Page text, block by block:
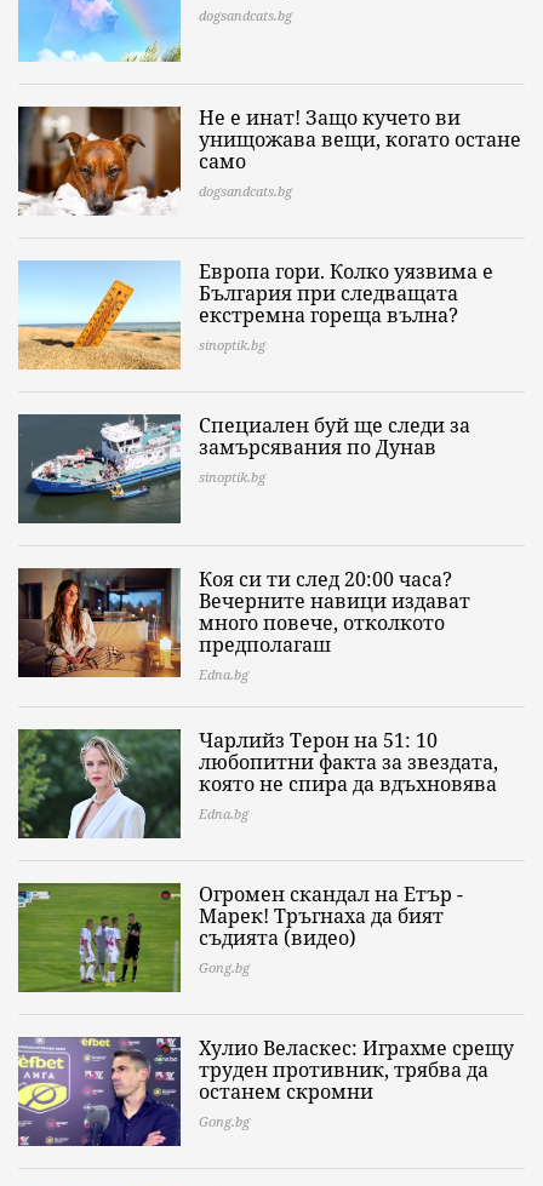
dogsandcats.bg
Не е инат! Защо кучето ви
унищожава вещи, когато остане
само
dogsandcats.bg
Европа гори. Колко уязвима е
България при следващата
екстремна гореща вълна?
sinoptik.bg
Специален буй ще следи за
замърсявания по Дунав
sinoptik.bg
Коя си ти след 20:00 часа?
Вечерните навици издават
много повече, отколкото
предполагаш
Edna.bg
Чарлийз Терон на 51: 10
любопитни факта за звездата,
която не спира да вдъхновява
Edna.bg
Огромен скандал на Етър -
Марек! Тръгнаха да бият
съдията (видео)
Gong.bg
Хулио Веласкес: Играхме срещу
труден противник, трябва да
останем скромни
Gong.bg